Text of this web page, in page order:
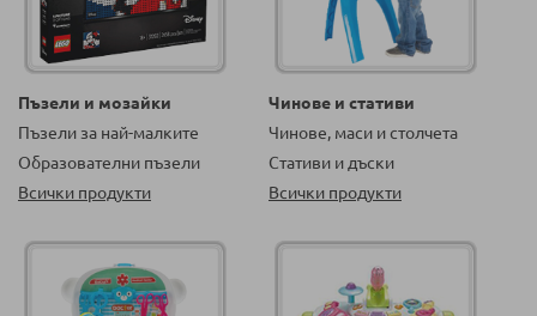
Пъзели и мозайки
Пъзели за най-малките
Образователни пъзели
Всички продукти
Чинове и стативи
Чинове, маси и столчета
Стативи и дъски
Всички продукти